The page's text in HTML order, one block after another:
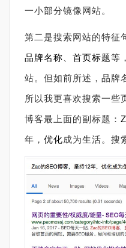
一小部分镜像网站。
第二是搜索网站的特征
品牌名称
首页标题等
站。但如前所述，品牌
所以我更喜欢搜索一些
博客最上面的副标题：
年， 优化成为生活。搜